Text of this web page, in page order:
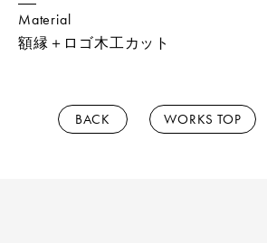
Material
額縁＋ロゴ木工カット
BACK WORKS TOP